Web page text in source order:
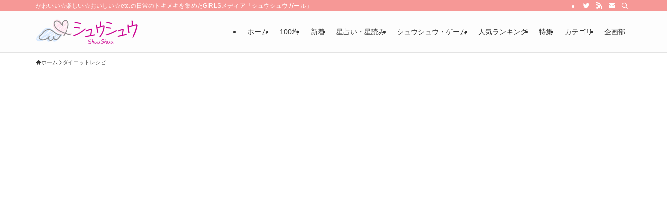
かわいい☆楽しい☆おいしい☆etc.の日常のトキメキを集めたGIRLSメディア「シュウシュウガール」
ホーム 100均 新着 星占い・星読み シュウシュウ・ゲーム 人気ランキング 特集 カテゴリ 企画部
ホーム ダイエットレシピ